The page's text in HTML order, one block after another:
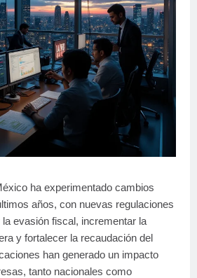
ha experimentado cambios
años, con nuevas regulaciones
evasión fiscal, incrementar la
y fortalecer la recaudación del
han generado un impacto
tanto nacionales como